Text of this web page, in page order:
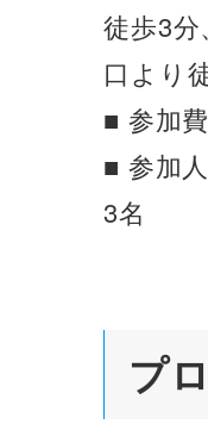
徒歩3
口より
■ 参加
■ 参加
3名
プ